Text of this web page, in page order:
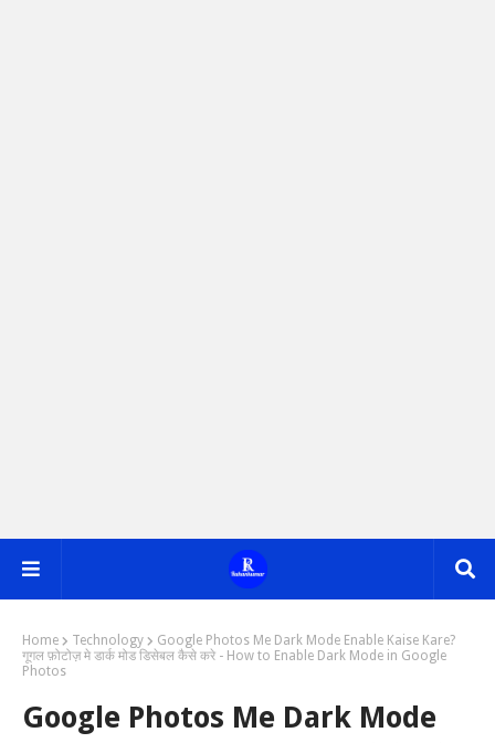
Home Technology
Google Photos Me Dark Mode Enable Kaise Kare?
गूगल फ़ोटोज़ मे डार्क मोड डिसेबल कैसे करे - How to Enable Dark Mode in Google
Photos
Google Photos Me Dark Mode